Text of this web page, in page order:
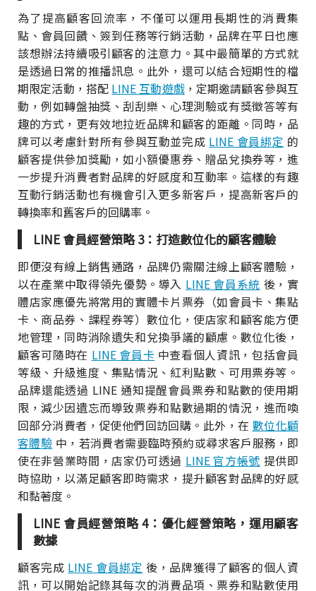
為了提高顧客回流率，不僅可以運用長期性的消費集
點、會員回饋、簽到任務等行銷活動，品牌在平日也應
該想辦法持續吸引顧客的注意力。其中最簡單的方式就
是透過日常的推播訊息。此外，還可以結合短期性的檔
期限定活動，搭配 LINE 互動遊戲，定期邀請顧客參與互
動，例如轉盤抽獎、刮刮樂、心理測驗或有獎徵答等有
趣的方式，更有效地拉近品牌和顧客的距離。同時，品
牌可以考慮針對所有參與互動並完成 LINE 會員綁定 的
顧客提供參加獎勵，如小額優惠券、贈品兌換券等，進
一步提升消費者對品牌的好感度和互動率。這樣的有趣
互動行銷活動也有機會引入更多新客戶，提高新客戶的
轉換率和舊客戶的回購率。
LINE 會員經營策略 3：打造數位化的顧客體驗
即便沒有線上銷售通路，品牌仍需關注線上顧客體驗，
以在產業中取得領先優勢。導入 LINE 會員系統 後，實
體店家應優先將常用的實體卡片票券（如會員卡、集點
卡、商品券、課程券等）數位化，使店家和顧客能方便
地管理，同時消除遺失和兌換爭議的顧慮。數位化後，
顧客可隨時在 LINE 會員卡 中查看個人資訊，包括會員
等級、升級進度、集點情況、紅利點數、可用票券等。
品牌還能透過 LINE 通知提醒會員票券和點數的使用期
限，減少因遺忘而導致票券和點數過期的情況，進而喚
回部分消費者，促使他們回訪回購。此外，在 數位化顧
客體驗 中，若消費者需要臨時預約或尋求客戶服務，即
使在非營業時間，店家仍可透過 LINE 官方帳號 提供即
時協助，以滿足顧客即時需求，提升顧客對品牌的好感
和黏著度。
LINE 會員經營策略 4：優化經營策略，運用顧客
數據
顧客完成 LINE 會員綁定 後，品牌獲得了顧客的個人資
訊，可以開始記錄其每次的消費品項、票券和點數使用